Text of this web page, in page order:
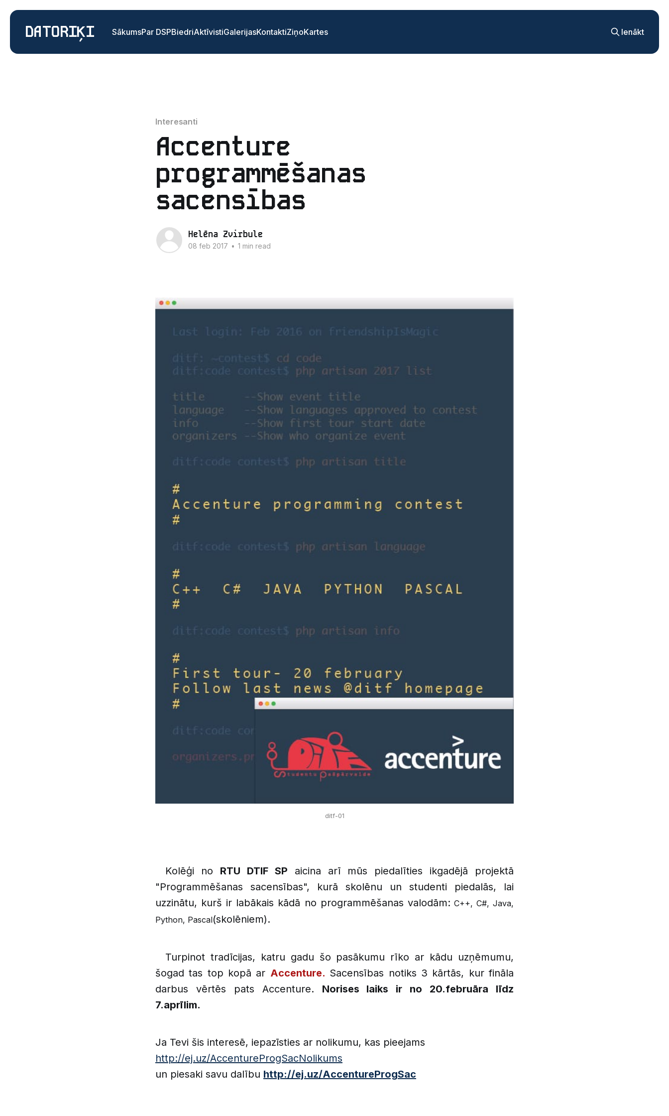
DATORIĶI SākumsPar DSPBiedriAktīvistiGalerijasKontaktiZiņoKartes Ienākt
Interesanti
Accenture
programmēšanas
sacensības
Helēna Zvirbule
08 feb 2017 • 1 min read
ditf-01
Kolēģi no RTU DTIF SP aicina arī mūs piedalīties ikgadējā projektā
"Programmēšanas sacensības", kurā skolēnu un studenti piedalās, lai
uzzinātu, kurš ir labākais kādā no programmēšanas valodām: C++, C#, Java,
Python, Pascal(skolēniem).
Turpinot tradīcijas, katru gadu šo pasākumu rīko ar kādu uzņēmumu,
šogad tas top kopā ar Accenture. Sacensības notiks 3 kārtās, kur fināla
darbus vērtēs pats Accenture. Norises laiks ir no 20.februāra līdz
7.aprīlim.
Ja Tevi šis interesē, iepazīsties ar nolikumu, kas pieejams
http://ej.uz/AccentureProgSacNolikums
un piesaki savu dalību http://ej.uz/AccentureProgSac